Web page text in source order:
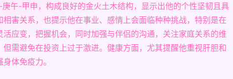
午-甲申，构成良好的金火土木结构，显示出他的个性坚韧且具
害关系，也提示他在事业、感情上会面临种种挑战，特别是在
应变，把握机会，同时加强与伴侣的沟通，关注家庭关系的维
需避免在投资上过于激进。健康方面，尤其提醒他重视肝胆和
体免疫力。